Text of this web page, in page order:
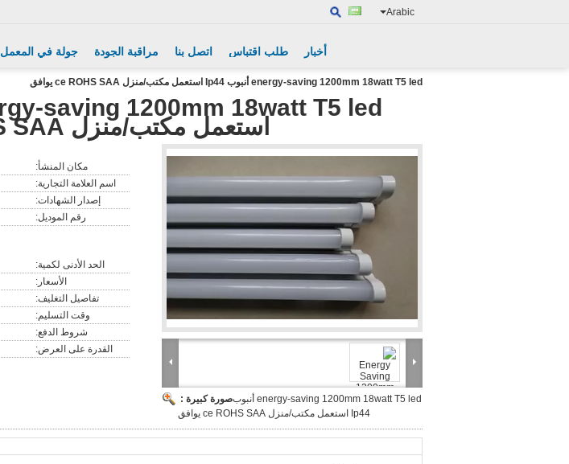
Arabic
جولة في المعمل مراقبة الجودة اتصل بنا طلب اقتباس أخبار
energy-saving 1200mm 18watt T5 led أنبوب Ip44 استعمل مكتب/منزل ce ROHS SAA يوافق
استعمل مكتب/منزل ce ROHS SAA يوافق
صورة كبيرة :energy-saving 1200mm 18watt T5 led أنبوب
Ip44 استعمل مكتب/منزل ce ROHS SAA يوافق
مكان المنشأ:
اسم العلامة التجارية:
إصدار الشهادات:
رقم الموديل:
الحد الأدنى لكمية:
الأسعار:
تفاصيل التغليف:
وقت التسليم:
شروط الدفع:
القدرة على العرض: